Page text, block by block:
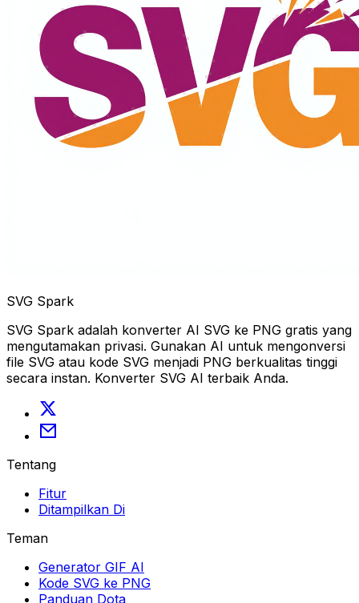
SVG Spark
SVG Spark adalah konverter AI SVG ke PNG gratis yang
mengutamakan privasi. Gunakan AI untuk mengonversi
file SVG atau kode SVG menjadi PNG berkualitas tinggi
secara instan. Konverter SVG AI terbaik Anda.
Tentang
Fitur
Ditampilkan Di
Teman
Generator GIF AI
Kode SVG ke PNG
Panduan Dota